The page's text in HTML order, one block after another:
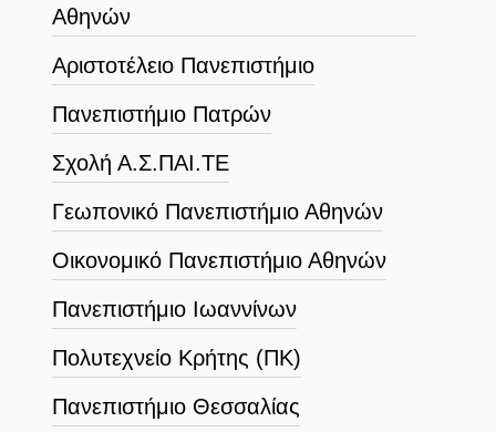
Αθηνών
Αριστοτέλειο Πανεπιστήμιο
Πανεπιστήμιο Πατρών
Σχολή Α.Σ.ΠΑΙ.ΤΕ
Γεωπονικό Πανεπιστήμιο Αθηνών
Οικονομικό Πανεπιστήμιο Αθηνών
Πανεπιστήμιο Ιωαννίνων
Πολυτεχνείο Κρήτης (ΠΚ)
Πανεπιστήμιο Θεσσαλίας